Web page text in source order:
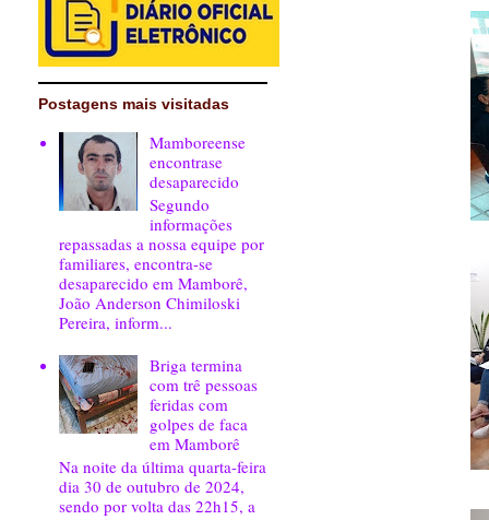
Postagens mais visitadas
Mamboreense
encontrase
desaparecido
Segundo
informações
repassadas a nossa equipe por
familiares, encontra-se
desaparecido em Mamborê,
João Anderson Chimiloski
Pereira, inform...
Briga termina
com trê pessoas
feridas com
golpes de faca
em Mamborê
Na noite da última quarta-feira
dia 30 de outubro de 2024,
sendo por volta das 22h15, a